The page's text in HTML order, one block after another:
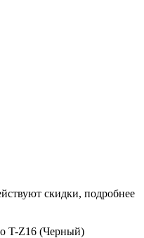
скидки, подробнее
T-Z16 (Черный)